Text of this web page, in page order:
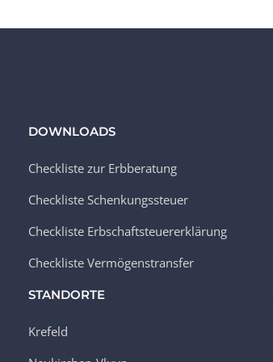
DOWNLOADS
Checkliste zur Erbberatung
Checkliste Schenkungssteuer
Checkliste Erbschaftsteuererklärung
Checkliste Vermögenstransfer
STANDORTE
Krefeld